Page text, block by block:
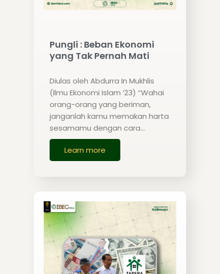
Pungli : Beban Ekonomi
yang Tak Pernah Mati
Diulas oleh Abdurra In Mukhlis
(Ilmu Ekonomi Islam ’23) “Wahai
orang-orang yang beriman,
janganlah kamu memakan harta
sesamamu dengan cara…
Learn more